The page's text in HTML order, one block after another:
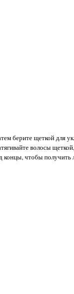
берите щеткой для
волосы
чтобы получить